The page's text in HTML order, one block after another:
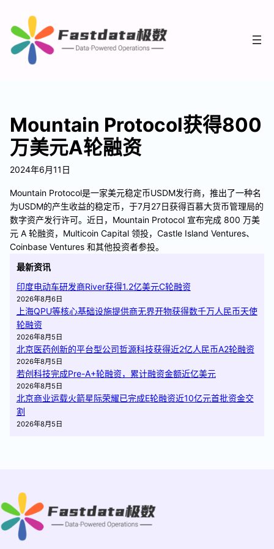
Mountain Protocol获得800
万美元A轮融资
2024年6月11日
Mountain Protocol是一家美元稳定币USDM发行商，推出了一种名
为USDM的产生收益的稳定币，于7月27日获得百慕大货币管理局的
数字资产发行许可。近日，Mountain Protocol 宣布完成 800 万美
元 A 轮融资，Multicoin Capital 领投，Castle Island Ventures、
Coinbase Ventures 和其他投资者参投。
最新资讯
印度电动车研发商River获得1.2亿美元C轮融资
2026年8月6日
上海QPU等核心基础设施提供商无界开物获得数千万人民币天使
轮融资
2026年8月5日
北京医药创新的平台型公司哲源科技获得近2亿人民币A2轮融资
2026年8月5日
若创科技完成Pre-A+轮融资，累计融资金额近亿美元
2026年8月5日
北京商业运载火箭星际荣耀已完成E轮融资近10亿元首批资金交
割
2026年8月5日